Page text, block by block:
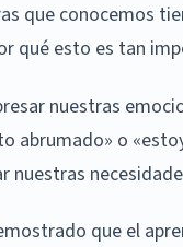
que conocemos
qué esto es tan
nuestras
abrumado» o
nuestras
que el